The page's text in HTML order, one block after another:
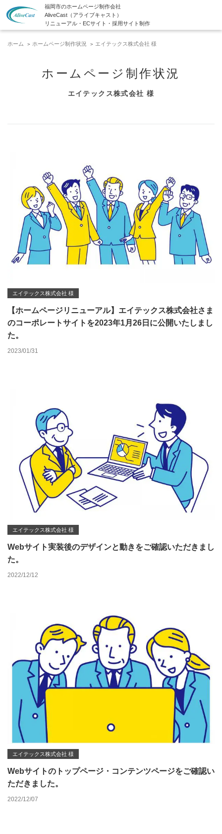
福岡市のホームページ制作会社
AliveCast（アライブキャスト）
リニューアル・ECサイト・採用サイト制作
ホーム ホームページ制作状況 エイテックス株式会社 様
ホームページ制作状況
エイテックス株式会社 様
エイテックス株式会社 様
【ホームページリニューアル】エイテックス株式会社さま
のコーポレートサイトを2023年1月26日に公開いたしまし
た。
2023/01/31
エイテックス株式会社 様
Webサイト実装後のデザインと動きをご確認いただきまし
た。
2022/12/12
エイテックス株式会社 様
Webサイトのトップページ・コンテンツページをご確認い
ただきました。
2022/12/07